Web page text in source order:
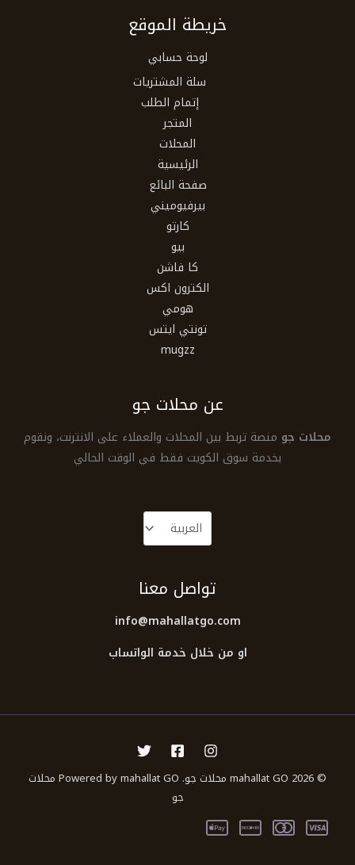
خريطة الموقع
لوحة حسابي
سلة المشتريات
إتمام الطلب
المتجر
المحلات
الرئيسية
صفحة البائع
بيرفيوميني
كارتو
بيو
كا فاشن
الكترون اكس
هومي
تونتي ايتس
mugzz
عن محلات جو
محلات جو منصة تربط بين المحلات والعملاء على الانترنت، ونقوم
بخدمة سوق الكويت فقط في الوقت الحالي
تواصل معنا
info@mahallatgo.com
او من خلال خدمة الواتساب
© 2026 mahallat GO محلات جو. Powered by mahallat GO محلات
جو